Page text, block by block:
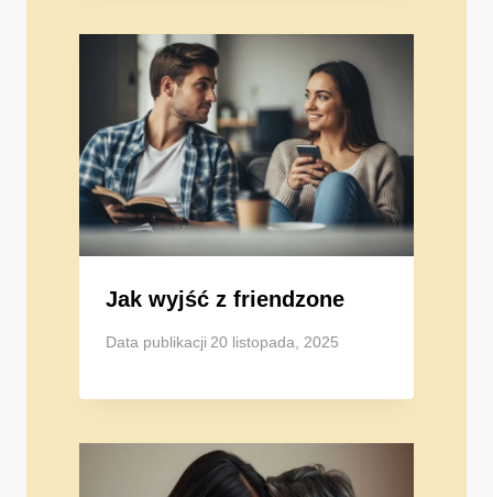
Jak wyjść z friendzone
Data publikacji 20 listopada, 2025